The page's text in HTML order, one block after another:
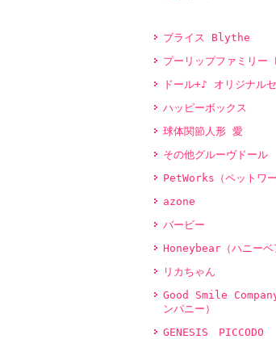
ブライス Blythe
プーリップファミリ
ドール+♪ オリジナル
ハッピーボックス
球体関節人形 愛
その他グルーヴドール
PetWorks（ペットワ
azone
バービー
Honeybear（ハニーベ
リカちゃん
Good Smile Company
ンパニー）
GENESIS PICCODO